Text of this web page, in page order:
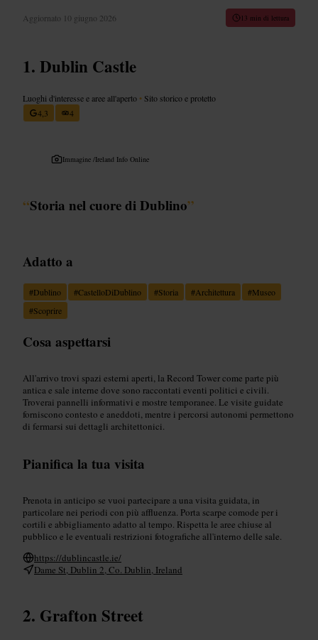
Aggiornato 10 giugno 2026 13 min di lettura
Dublin Castle
Luoghi d'interesse e aree all'aperto • Sito storico e protetto
4,3
4
Immagine /Ireland Info Online
“Storia nel cuore di Dublino”
Adatto a
#Dublino #CastelloDiDublino #Storia #Architettura #Museo
#Scoprire
Cosa aspettarsi
All'arrivo trovi spazi esterni aperti, la Record Tower come parte più
antica e sale interne dove sono raccontati eventi politici e civili.
Troverai pannelli informativi e mostre temporanee. Le visite guidate
forniscono contesto e aneddoti, mentre i percorsi autonomi permettono
di fermarsi sui dettagli architettonici.
Pianifica la tua visita
Prenota in anticipo se vuoi partecipare a una visita guidata, in
particolare nei periodi con più affluenza. Porta scarpe comode per i
cortili e abbigliamento adatto al tempo. Rispetta le aree chiuse al
pubblico e le eventuali restrizioni fotografiche all'interno delle sale.
https://dublincastle.ie/
Dame St, Dublin 2, Co. Dublin, Ireland
Grafton Street